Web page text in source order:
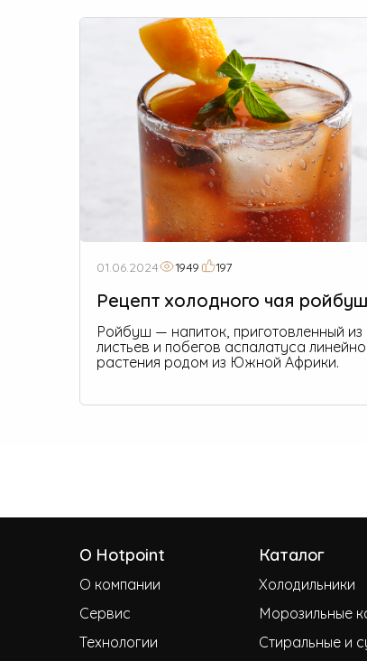
01.06.2024 1949 197
Рецепт холодного чая ройбуш
Ройбуш — напиток, приготовленный из
листьев и побегов аспалатуса
растения родом из Южной Африки.
О Hotpoint
О компании
Сервис
Технологии
Каталог
Холодильники
Морозильные
Стиральные и